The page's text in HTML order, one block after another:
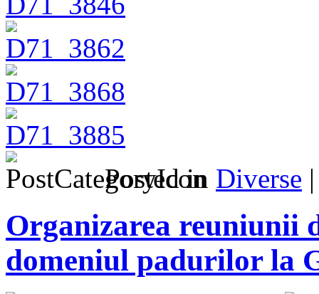
Posted in Diverse
Organizarea reuniunii
domeniul padurilor la